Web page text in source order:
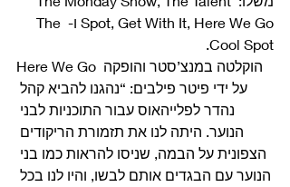
Spot, Get With It, Here We Go ו- The
Cool Spot.
Here We Go הוקלטה במנצ’סטר והופקה
על ידי פיטר פילבים: “נהגנו להביא קהל
נהדר לפלייהאוס עבור התוכניות לבני
הנוער. היתה לנו את תזמורת הריקודים
הצפונית על הבמה, שניסו להראות כמו בני
הנוער עם הבגדים אותם לבשו, והיו לנו בכל